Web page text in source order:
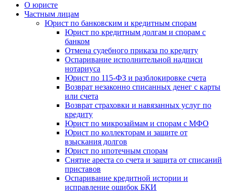
О юристе
Частным лицам
Юрист по банковским и кредитным спорам
Юрист по кредитным долгам и спорам с
банком
Отмена судебного приказа по кредиту
Оспаривание исполнительной надписи
нотариуса
Юрист по 115-ФЗ и разблокировке счета
Возврат незаконно списанных денег с карты
или счета
Возврат страховки и навязанных услуг по
кредиту
Юрист по микрозаймам и спорам с МФО
Юрист по коллекторам и защите от
взыскания долгов
Юрист по ипотечным спорам
Снятие ареста со счета и защита от списаний
приставов
Оспаривание кредитной истории и
исправление ошибок БКИ